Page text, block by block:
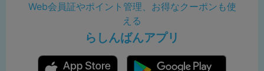
Web会員証やポイント管理、お得なクーポンも使
える
らしんばんアプリ